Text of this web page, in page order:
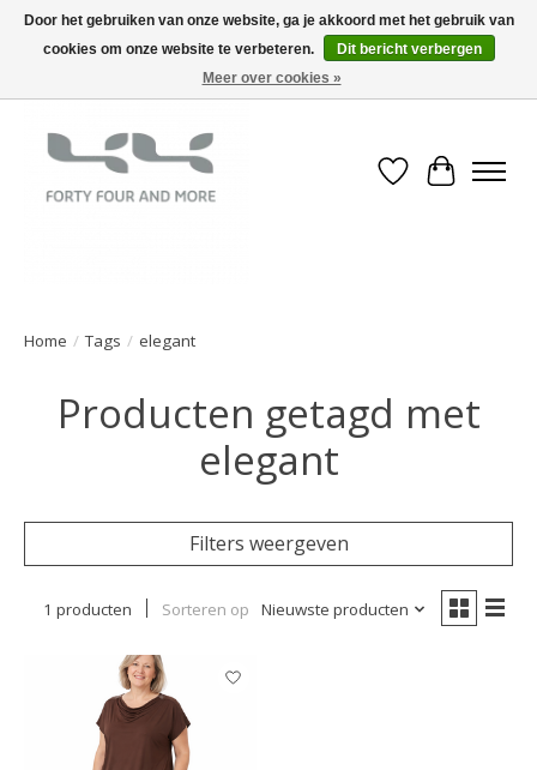
Verlanglijst
Home / Tags / elegant
Producten getagd met
elegant
Filters weergeven
1 producten Sorteren op Nieuwste producten
Door het gebruiken van onze website, ga je akkoord met het gebruik van
cookies om onze website te verbeteren.
Dit bericht verbergen
Meer over cookies »